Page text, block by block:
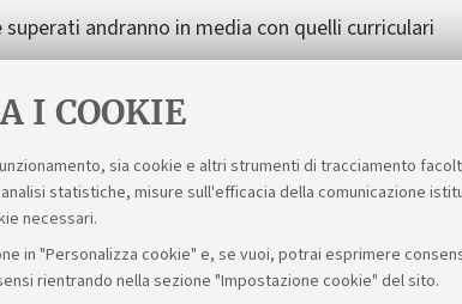
I COOKIE
sia cookie e altri strumenti di tracciamento
statistiche, misure sull'efficacia della comunicazione
necessari.
in "Personalizza cookie" e, se vuoi, potrai esprimere
rientrando nella sezione "Impostazione cookie" del sito.
andranno in media con quelli curriculari